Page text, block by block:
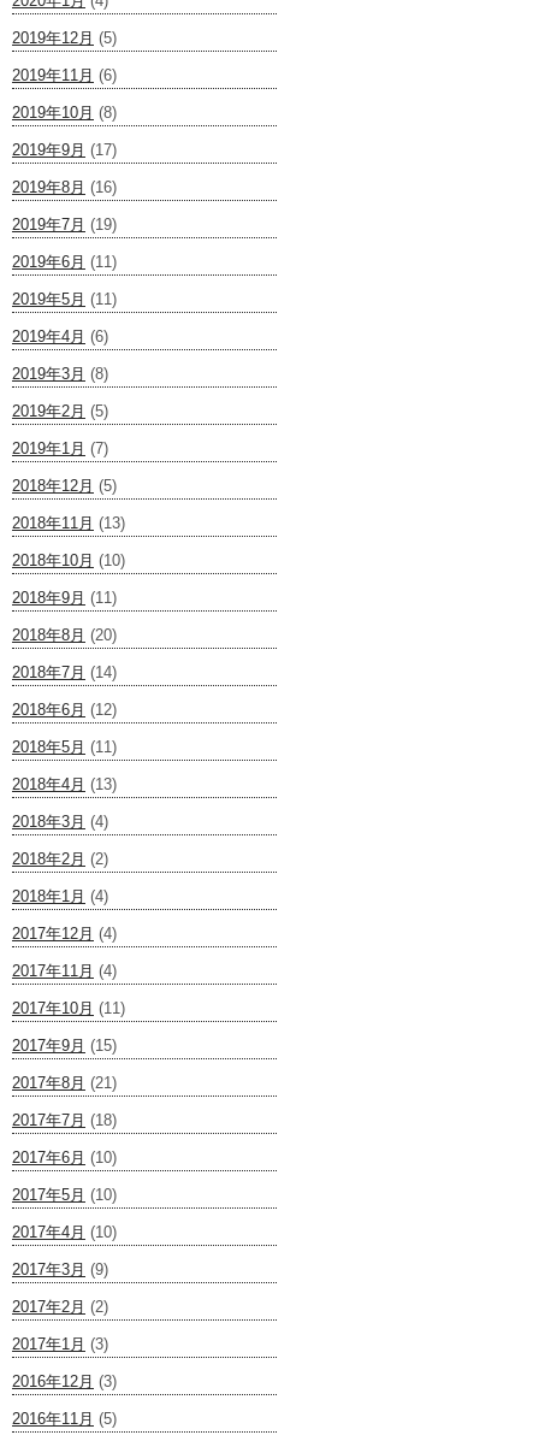
2019年12月 (5)
2019年11月 (6)
2019年10月 (8)
2019年9月 (17)
2019年8月 (16)
2019年7月 (19)
2019年6月 (11)
2019年5月 (11)
2019年4月 (6)
2019年3月 (8)
2019年2月 (5)
2019年1月 (7)
2018年12月 (5)
2018年11月 (13)
2018年10月 (10)
2018年9月 (11)
2018年8月 (20)
2018年7月 (14)
2018年6月 (12)
2018年5月 (11)
2018年4月 (13)
2018年3月 (4)
2018年2月 (2)
2018年1月 (4)
2017年12月 (4)
2017年11月 (4)
2017年10月 (11)
2017年9月 (15)
2017年8月 (21)
2017年7月 (18)
2017年6月 (10)
2017年5月 (10)
2017年4月 (10)
2017年3月 (9)
2017年2月 (2)
2017年1月 (3)
2016年12月 (3)
2016年11月 (5)